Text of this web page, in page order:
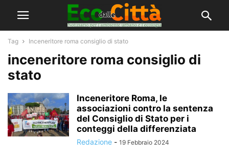
Tag Inceneritore roma consiglio di stato
inceneritore roma consiglio di
stato
Inceneritore Roma, le
associazioni contro la sentenza
del Consiglio di Stato per i
conteggi della differenziata
Redazione - 19 Febbraio 2024